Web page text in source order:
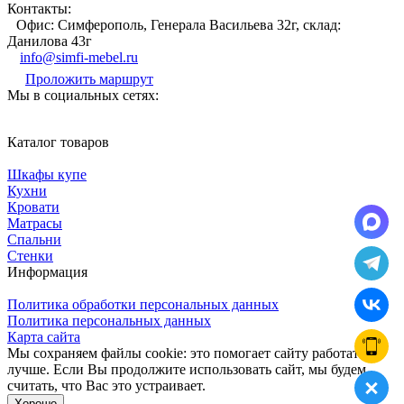
Контакты:
Офис: Симферополь, Генерала Васильева 32г, склад:
Данилова 43г
info@simfi-mebel.ru
Проложить маршрут
Мы в социальных сетях:
Каталог товаров
Шкафы купе
Кухни
Кровати
Матрасы
Cпальни
Стенки
Информация
Политика обработки персональных данных
Политика персональных данных
Карта сайта
Мы сохраняем файлы cookie: это помогает сайту работать
лучше. Если Вы продолжите использовать сайт, мы будем
считать, что Вас это устраивает.